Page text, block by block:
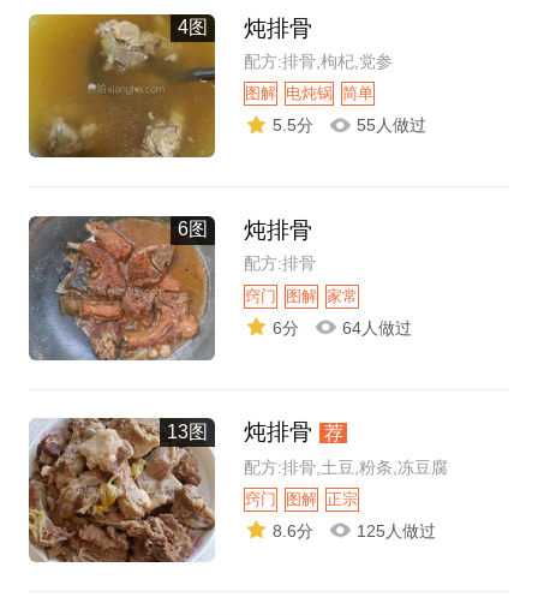
4图 炖排骨
配方:排骨,枸杞,党参
图解 电炖锅 简单
5.5分 55人做过
6图 炖排骨
配方:排骨
窍门 图解 家常
6分 64人做过
13图 炖排骨 荐
配方:排骨,土豆,粉条,冻豆腐
窍门 图解 正宗
8.6分 125人做过